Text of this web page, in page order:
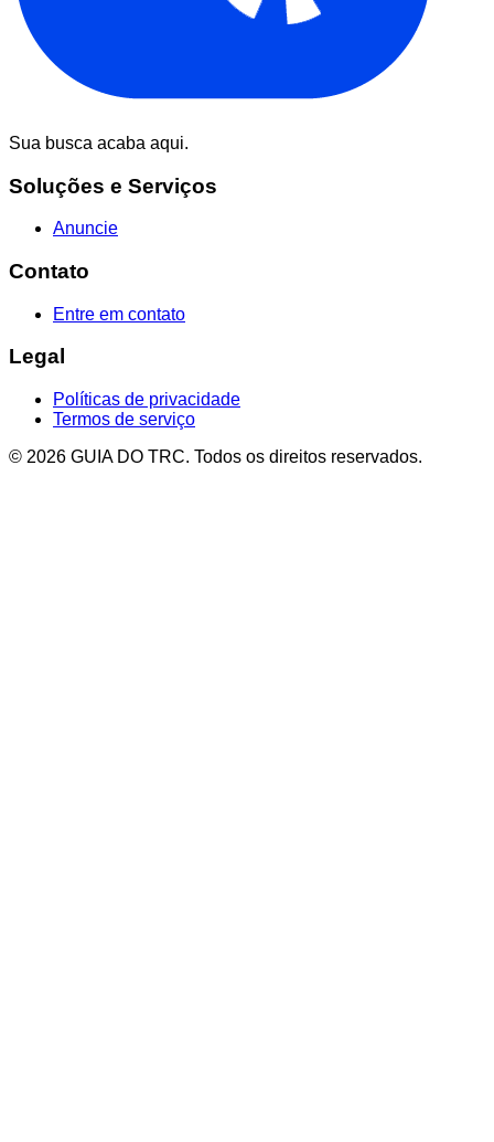
Sua busca acaba aqui.
Soluções e Serviços
Anuncie
Contato
Entre em contato
Legal
Políticas de privacidade
Termos de serviço
© 2026 GUIA DO TRC. Todos os direitos reservados.